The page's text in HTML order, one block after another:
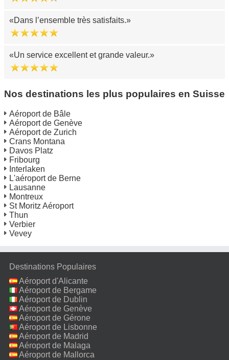
Dans l’ensemble très satisfaits.
Un service excellent et grande valeur.
Nos destinations les plus populaires en Suisse
Aéroport de Bâle
Aéroport de Genève
Aéroport de Zurich
Crans Montana
Davos Platz
Fribourg
Interlaken
L'aéroport de Berne
Lausanne
Montreux
St Moritz Aéroport
Thun
Verbier
Vevey
Destinations Populaires
Aéroport d'Alicante
Aéroport de Bergame
Aéroport de Dublin
Aéroport de Genève
Aéroport de Gérone
Aéroport de Lisbonne
Aéroport de Madrid
Aéroport de Malaga
Aéroport de Mallorca